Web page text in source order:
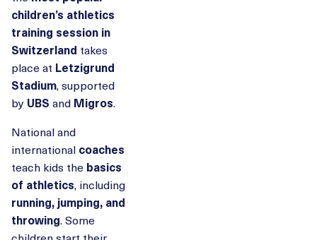
children’s athletics
training session in
Switzerland takes
place at Letzigrund
Stadium, supported
by UBS and Migros.
National and
international coaches
teach kids the basics
of athletics, including
running, jumping, and
throwing. Some